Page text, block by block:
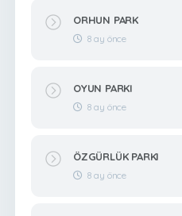
ORHUN PARK
8 ay önce
OYUN PARKI
8 ay önce
ÖZGÜRLÜK PARKI
8 ay önce